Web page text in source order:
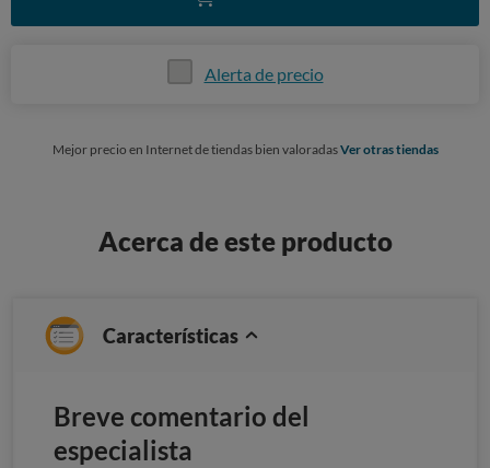
Alerta de precio
Mejor precio en Internet de tiendas bien valoradasVer otras tiendas
Acerca de este producto
Características
Breve comentario del
especialista